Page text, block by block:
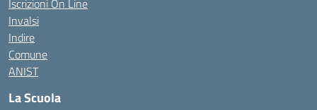
Iscrizioni On Line
Invalsi
Indire
Comune
ANIST
La Scuola